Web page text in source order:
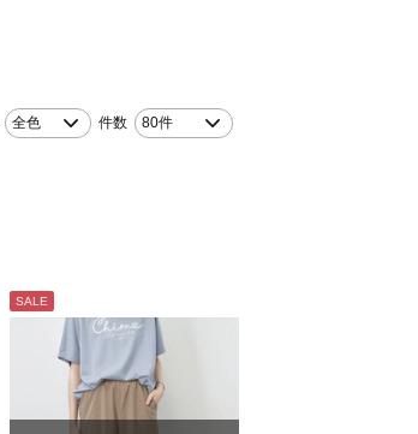
全色 件数 80件
SALE